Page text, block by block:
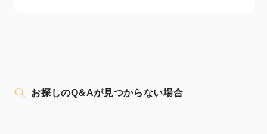
お探しのQ&Aが見つからない場合